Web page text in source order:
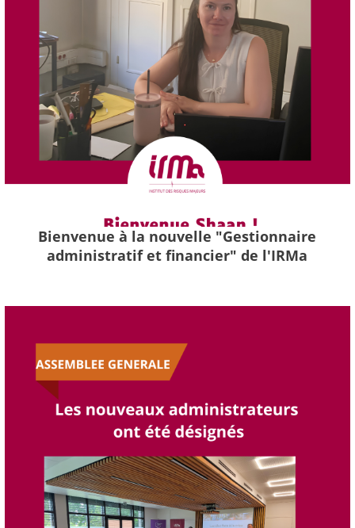
Bienvenue à la nouvelle "Gestionnaire
administratif et financier" de l'IRMa